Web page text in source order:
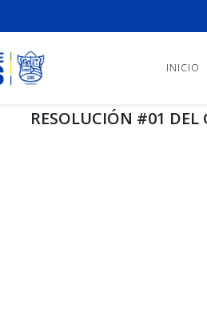
INICIO
RESOLUCIÓN #01 DEL